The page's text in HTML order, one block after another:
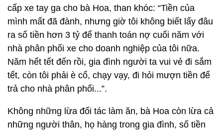
cấp xe tay ga cho bà Hoa, than khóc: “Tiền của
mình mất đã đành, nhưng giờ tôi không biết lấy đâu
ra số tiền hơn 3 tỷ để thanh toán nợ cuối năm với
nhà phân phối xe cho doanh nghiệp của tôi nữa.
Năm hết tết đến rồi, gia đình người ta vui vẻ đi sắm
tết, còn tôi phải è cổ, chạy vạy, đi hỏi mượn tiền để
trả cho nhà phân phối...”.
Không những lừa đối tác làm ăn, bà Hoa còn lừa cả
những người thân, họ hàng trong gia đình, số tiền